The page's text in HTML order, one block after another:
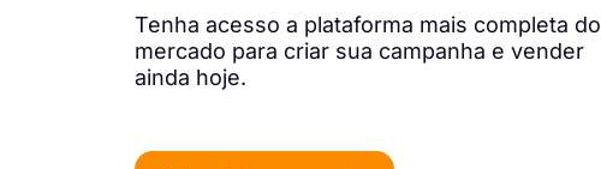
Tenha acesso a plataforma mais completa do
mercado para criar sua campanha e vender
ainda hoje.